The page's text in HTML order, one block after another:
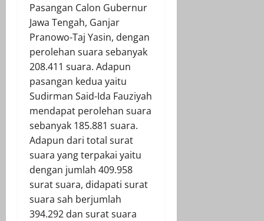
Pasangan Calon Gubernur
Jawa Tengah, Ganjar
Pranowo-Taj Yasin, dengan
perolehan suara sebanyak
208.411 suara. Adapun
pasangan kedua yaitu
Sudirman Said-Ida Fauziyah
mendapat perolehan suara
sebanyak 185.881 suara.
Adapun dari total surat
suara yang terpakai yaitu
dengan jumlah 409.958
surat suara, didapati surat
suara sah berjumlah
394.292 dan surat suara